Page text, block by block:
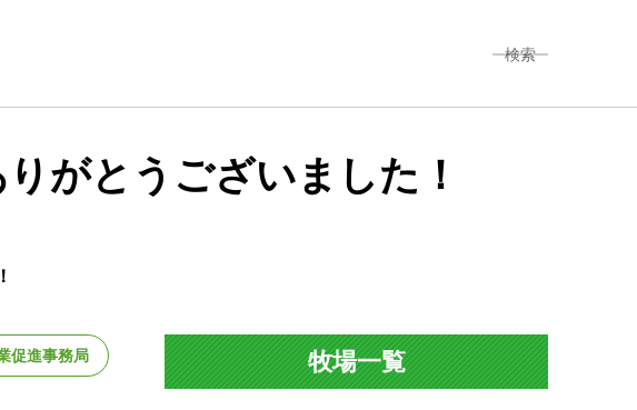
検索
がとうございました！
促進事務局 牧場一覧